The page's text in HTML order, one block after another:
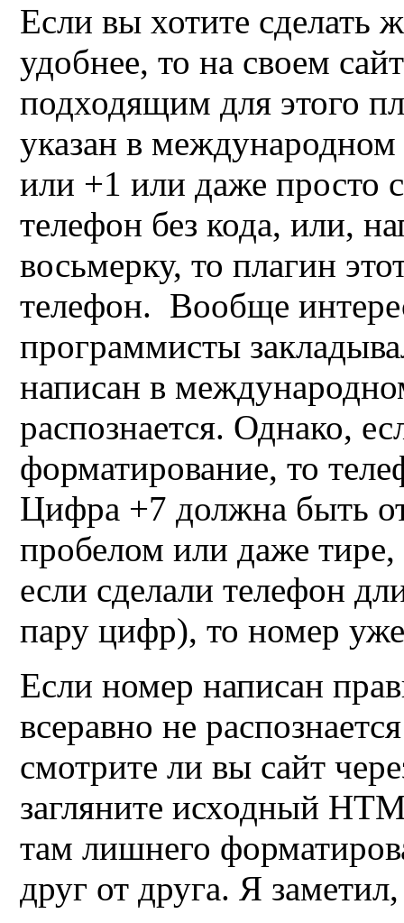
Если вы хотите сделать
удобнее, то на своем
подходящим для этого
указан в
или +1 или даже просто
телефон без кода, или,
восьмерку, то плагин
телефон. Вообще
программисты
написан в
распознается. Однако,
форматирование, то
Цифра +7 должна быть
пробелом или даже
если сделали телефон
пару цифр), то номер
Если номер написан
всеравно не
смотрите ли вы сайт
загляните исходный
там лишнего
друг от друга. Я